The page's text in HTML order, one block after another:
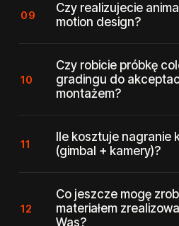
09
Czy realizujecie
motion design?
10
Czy robicie próbkę
gradingu do
montażem?
11
Ile kosztuje nagranie
(gimbal + kamery)?
12
Co jeszcze mogę
materiałem
Was?